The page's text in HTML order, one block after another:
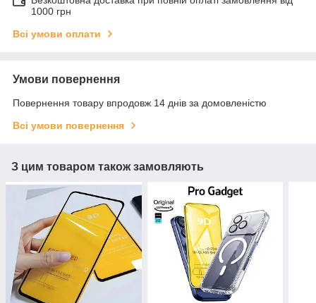
1000 грн
Всі умови оплати
Умови повернення
Повернення товару впродовж 14 днів за домовленістю
Всі умови повернення
З цим товаром також замовляють